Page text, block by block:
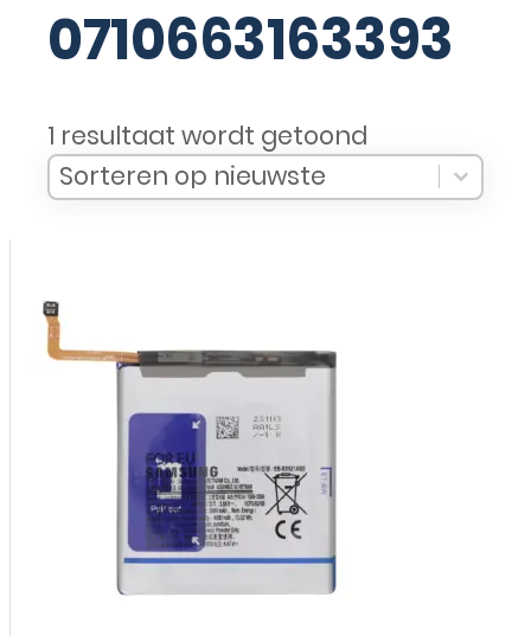
0710663163393
1 resultaat wordt getoond
Sort Products
Sort content
Sorteren op nieuwste
Sort content